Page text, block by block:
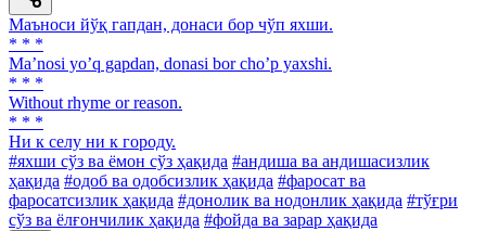
Маъноси йўқ гапдан, донаси бор чўп яхши.
* * *
Maʼnosi yoʼq gapdan, donasi bor choʼp yaxshi.
* * *
Without rhyme or reason.
* * *
Ни к селу ни к городу.
#яхши сўз ва ёмон сўз ҳақида #андиша ва андишасизлик
ҳақида #одоб ва одобсизлик ҳақида #фаросат ва
фаросатсизлик ҳақида #донолик ва нодонлик ҳақида #тўғри
сўз ва ёлғончилик ҳақида #фойда ва зарар ҳақида